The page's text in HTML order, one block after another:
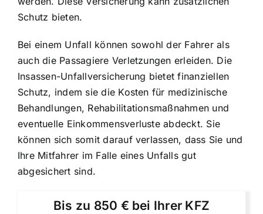
Schutz bieten.
Bei einem Unfall können sowohl der Fahrer als
auch die Passagiere Verletzungen erleiden. Die
Insassen-Unfallversicherung bietet finanziellen
Schutz, indem sie die Kosten für medizinische
Behandlungen, Rehabilitationsmaßnahmen und
eventuelle Einkommensverluste abdeckt. Sie
können sich somit darauf verlassen, dass Sie und
Ihre Mitfahrer im Falle eines Unfalls gut
abgesichert sind.
Bis zu 850 € bei Ihrer KFZ